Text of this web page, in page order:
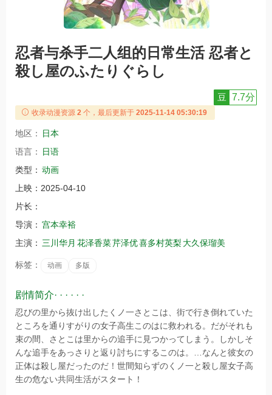
忍者与杀手二人组的日常生活 忍者と
殺し屋のふたりぐらし
豆 7.7分
收录动漫资源 2 个，最后更新于 2025-11-14 05:30:19
地区：
日本
语言：
日语
类型： 动画
上映： 2025-04-10
片长：
导演： 宫本幸裕
主演： 三川华月 花泽香菜芹泽优喜多村英梨 大久保瑠美
标签： 动画 多版
剧情简介· · · · · ·
忍びの里から抜け出したくノ一さとこは、街で行き倒れていた
ところを通りすがりの女子高生このはに救われる。だがそれも
束の間、さとこは里からの追手に見つかってしまう。しかしそ
んな追手をあっさりと返り討ちにするこのは。…なんと彼女の
正体は殺し屋だったのだ！世間知らずのくノ一と殺し屋女子高
生の危ない共同生活がスタート！